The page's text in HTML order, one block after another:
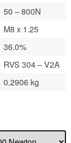
50 – 800N
M8 x 1.25
36.0%
RVS 304 – V2A
0.2906 kg